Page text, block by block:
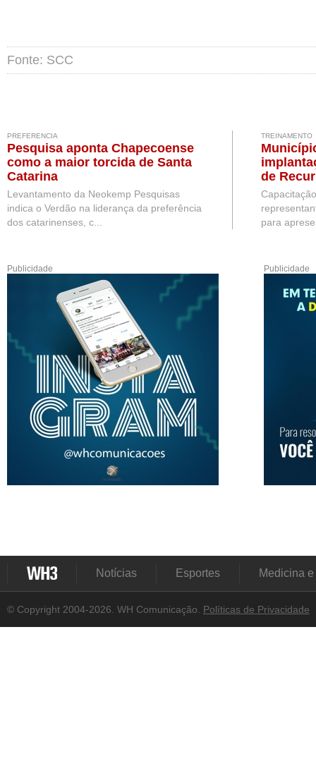
Fonte: SCC
PREFERENCIA
Pesquisa aponta Chapecoense
como a maior torcida de Santa
Catarina
Levantamento da Neokemp Pesquisas
indica o Verdão na liderança da preferência
dos catarinenses, c...
TREINAMENTO
de
para
Publicidade Publicidade
Notícias Esportes Medicina
© Copyright 2004-2026. WH Comunicação. Políticas de Privacidade